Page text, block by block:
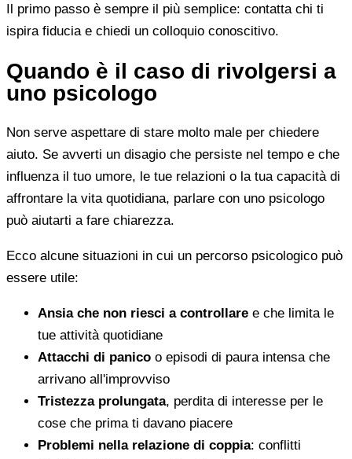
Il primo passo è sempre il più semplice: contatta chi ti
ispira fiducia e chiedi un colloquio conoscitivo.
Quando è il caso di rivolgersi a
uno psicologo
Non serve aspettare di stare molto male per chiedere
aiuto. Se avverti un disagio che persiste nel tempo e che
influenza il tuo umore, le tue relazioni o la tua capacità di
affrontare la vita quotidiana, parlare con uno psicologo
può aiutarti a fare chiarezza.
Ecco alcune situazioni in cui un percorso psicologico può
essere utile:
Ansia che non riesci a controllare e che limita le
tue attività quotidiane
Attacchi di panico o episodi di paura intensa che
arrivano all'improvviso
Tristezza prolungata, perdita di interesse per le
cose che prima ti davano piacere
Problemi nella relazione di coppia: conflitti